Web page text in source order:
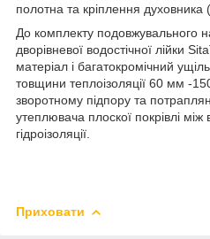
полотна та кріплення духовника
До комплекту подовжувального
дворівневої водостічної лійки
матеріал і багатокромічний
товщини теплоізоляції 60 мм -
зворотному підпору та
утеплювача плоскої покрівлі
гідроізоляції.
Приховати